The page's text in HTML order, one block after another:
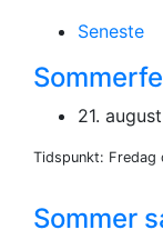
Seneste
21.
Tidspunkt: Fredag
Sommer